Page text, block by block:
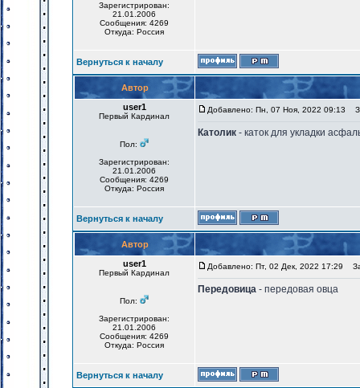
Зарегистрирован:
21.01.2006
Сообщения: 4269
Откуда: Россия
Вернуться к началу
Автор
user1
Первый Кардинал
Пол:
Зарегистрирован:
21.01.2006
Сообщения: 4269
Откуда: Россия
Добавлено: Пн, 07 Ноя, 2022 09:13
Католик - каток для укладки
Вернуться к началу
Автор
user1
Первый Кардинал
Пол:
Зарегистрирован:
21.01.2006
Сообщения: 4269
Откуда: Россия
Добавлено: Пт, 02 Дек, 2022 17:29
Передовица - передовая овца
Вернуться к началу